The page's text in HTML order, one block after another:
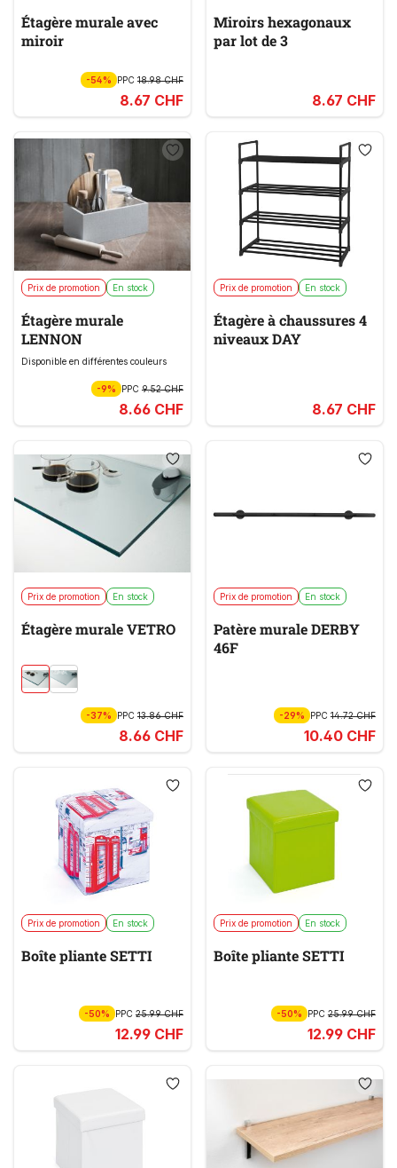
Étagère murale avec
miroir
-54% PPC 18.98 CHF
8.67 CHF
Miroirs hexagonaux
par lot de 3
8.67 CHF
Prix de promotion En stock
Étagère murale
LENNON
Disponible en différentes couleurs
-9% PPC 9.52 CHF
8.66 CHF
Prix de promotion En stock
Étagère à chaussures 4
niveaux DAY
8.67 CHF
Prix de promotion En stock
Étagère murale VETRO
-37% PPC 13.86 CHF
8.66 CHF
Prix de promotion En stock
Patère murale DERBY
46F
-29% PPC14.72 CHF
10.40 CHF
Prix de promotion En stock
Boîte pliante SETTI
-50% PPC 25.99 CHF
12.99 CHF
Prix de promotion En stock
Boîte pliante SETTI
-50% PPC25.99 CHF
12.99 CHF